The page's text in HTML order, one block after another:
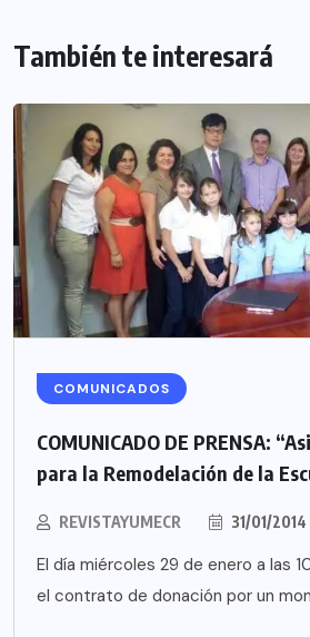
También te interesará
COMUNICADOS
COMUNICADO DE PRENSA:
para la Remodelación de la
REVISTAYUMECR 31/01/2014
El día miércoles 29 de enero a las
el contrato de donación por un